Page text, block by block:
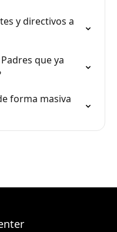
y directivos a
que ya
forma masiva